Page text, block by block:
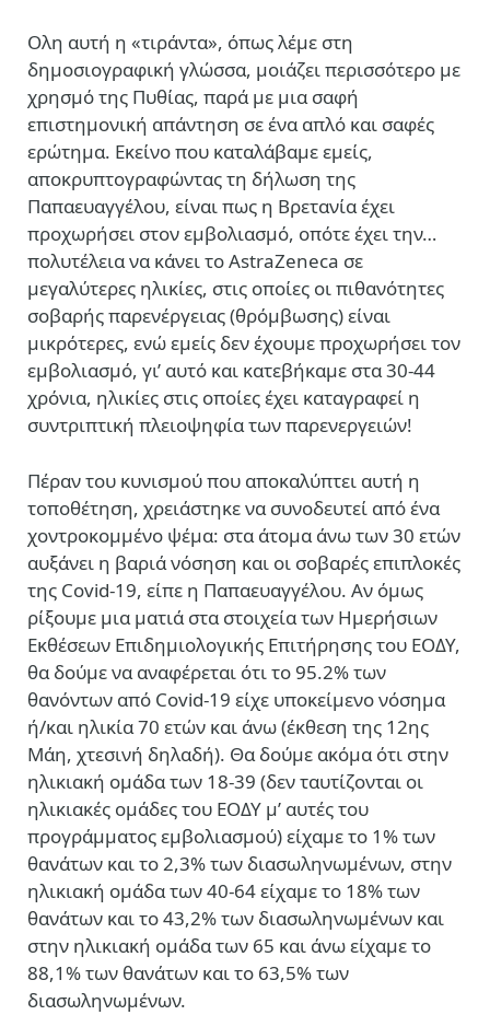
Ολη αυτή η «τιράντα», όπως λέμε στη
δημοσιογραφική γλώσσα, μοιάζει περισσότερο με
χρησμό της Πυθίας, παρά με μια σαφή
επιστημονική απάντηση σε ένα απλό και σαφές
ερώτημα. Εκείνο που καταλάβαμε εμείς,
αποκρυπτογραφώντας τη δήλωση της
Παπαευαγγέλου, είναι πως η Βρετανία έχει
προχωρήσει στον εμβολιασμό, οπότε έχει την…
πολυτέλεια να κάνει το AstraZeneca σε
μεγαλύτερες ηλικίες, στις οποίες οι πιθανότητες
σοβαρής παρενέργειας (θρόμβωσης) είναι
μικρότερες, ενώ εμείς δεν έχουμε προχωρήσει τον
εμβολιασμό, γι’ αυτό και κατεβήκαμε στα 30-44
χρόνια, ηλικίες στις οποίες έχει καταγραφεί η
συντριπτική πλειοψηφία των παρενεργειών!
Πέραν του κυνισμού που αποκαλύπτει αυτή η
τοποθέτηση, χρειάστηκε να συνοδευτεί από ένα
χοντροκομμένο ψέμα: στα άτομα άνω των 30 ετών
αυξάνει η βαριά νόσηση και οι σοβαρές επιπλοκές
της Covid-19, είπε η Παπαευαγγέλου. Αν όμως
ρίξουμε μια ματιά στα στοιχεία των Ημερήσιων
Εκθέσεων Επιδημιολογικής Επιτήρησης του ΕΟΔΥ,
θα δούμε να αναφέρεται ότι το 95.2% των
θανόντων από Covid-19 είχε υποκείμενο νόσημα
ή/και ηλικία 70 ετών και άνω (έκθεση της 12ης
Μάη, χτεσινή δηλαδή). Θα δούμε ακόμα ότι στην
ηλικιακή ομάδα των 18-39 (δεν ταυτίζονται οι
ηλικιακές ομάδες του ΕΟΔΥ μ’ αυτές του
προγράμματος εμβολιασμού) είχαμε το 1% των
θανάτων και το 2,3% των διασωληνωμένων, στην
ηλικιακή ομάδα των 40-64 είχαμε το 18% των
θανάτων και το 43,2% των διασωληνωμένων και
στην ηλικιακή ομάδα των 65 και άνω είχαμε το
88,1% των θανάτων και το 63,5% των
διασωληνωμένων.